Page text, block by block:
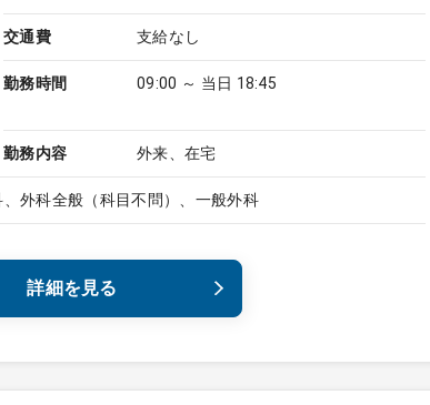
交通費 支給なし
勤務時間 09:00 ～ 当日 18:45
勤務内容 外来、在宅
外科全般（科目不問）、一般外科
詳細を見る